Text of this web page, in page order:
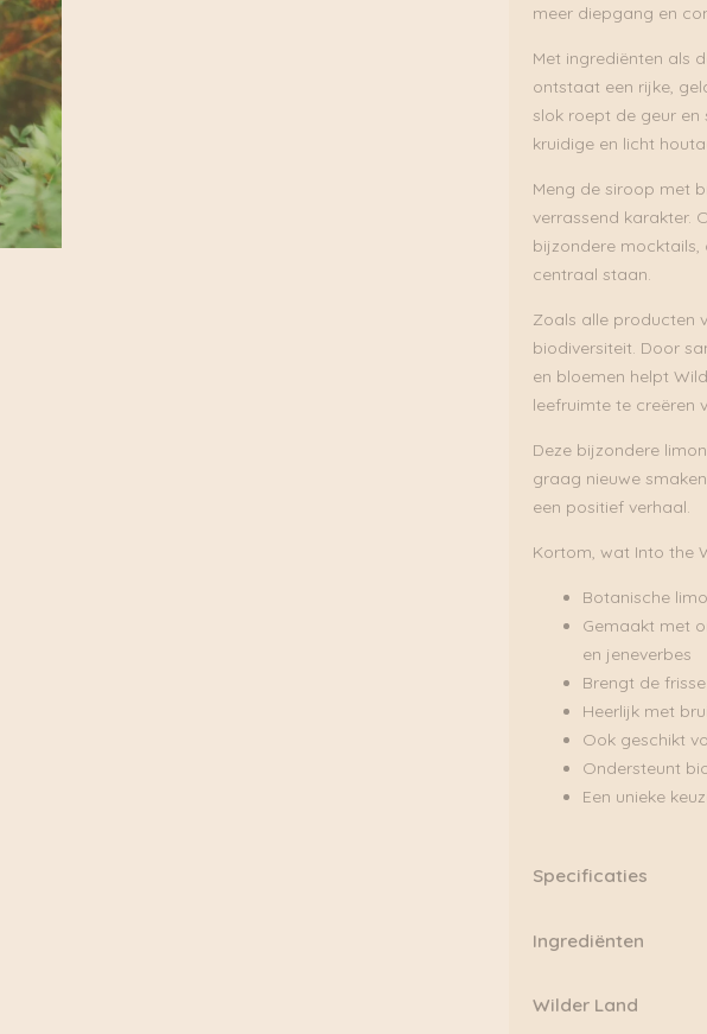
meer diepgang en
Met ingrediënten als
ontstaat een rijke,
slok roept de geur en
kruidige en licht
Meng de siroop met
verrassend karakter.
bijzondere
centraal staan.
Zoals alle producten
biodiversiteit. Door
en bloemen helpt
leefruimte te creëren
Deze bijzondere
graag nieuwe
een positief verhaal.
Kortom, wat Into the
Botanische
Gemaakt met
en jeneverbes
Brengt de
Heerlijk met
Ook geschikt
Ondersteunt
Een unieke
Specificaties
Inhoud per fles:
bast, Citroenzuur
Ingrediënten
Ingrediënten:
Wilder Land